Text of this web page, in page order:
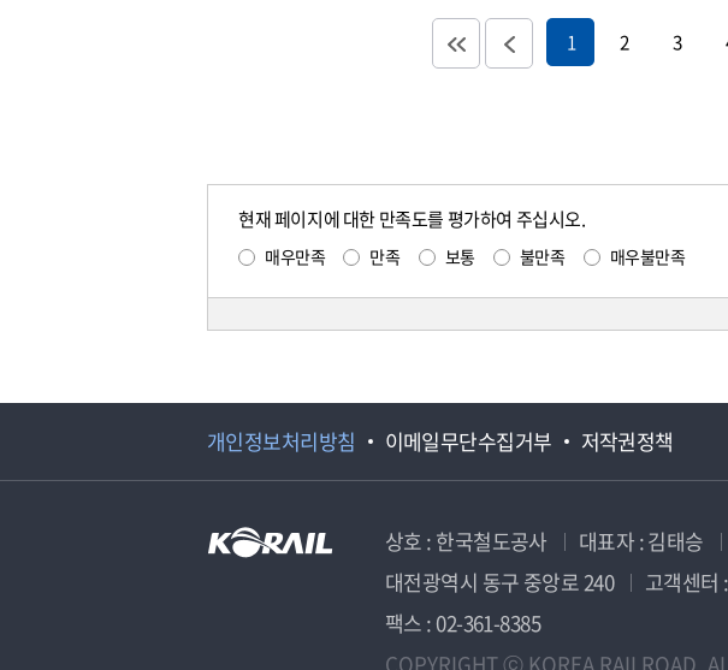
1 2 3
현재 페이지에 대한 만족도를 평가하여 주십시오.
매우만족 만족 보통 불만족 매우불만족
개인정보처리방침 이메일무단수집거부 저작권정책
상호 : 한국철도공사 대표자 : 김태승
대전광역시 동구 중앙로 240
고객센터
팩스 : 02-361-8385
COPYRIGHT ⓒ KOREA RAILROAD.